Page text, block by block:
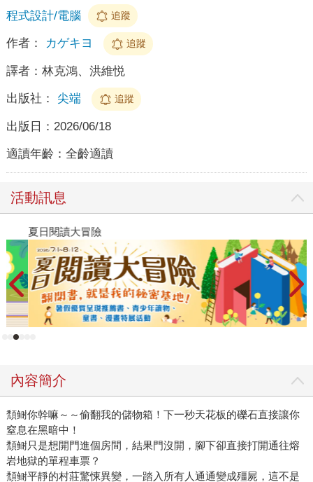
程式設計/電腦
追蹤
作者： カゲキヨ 追蹤
譯者： 林克鴻、洪維悦
出版社： 尖端 追蹤
出版日： 2026/06/18
適讀年齡： 全齡適讀
活動訊息
夏日閱讀大冒險
內容簡介
頽鲥你幹嘛～～偷翻我的儲物箱！下一秒天花板的礫石直接讓你
窒息在黑暗中！
頽鲥只是想開門進個房間，結果門沒開，腳下卻直接打開通往熔
岩地獄的單程車票？
頽鲥平靜的村莊驚悚異變，一踏入所有人通通變成殭屍，這不是